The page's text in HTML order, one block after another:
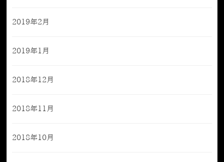
2019年2月
2019年1月
2018年12月
2018年11月
2018年10月